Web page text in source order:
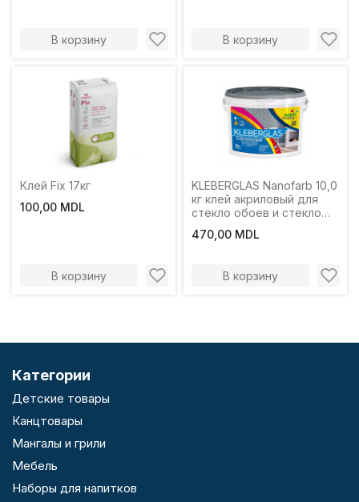
В корзину В корзину
Клей Fix 17кг
100,00 MDL
В корзину
KLEBERGLAS Nanofarb 10,0
кг клей акриловый для
стекло обоев и стекло
470,00 MDL
В корзину
Категории
Детские товары
Канцтовары
Мангалы и грили
Мебель
Наборы для напитков